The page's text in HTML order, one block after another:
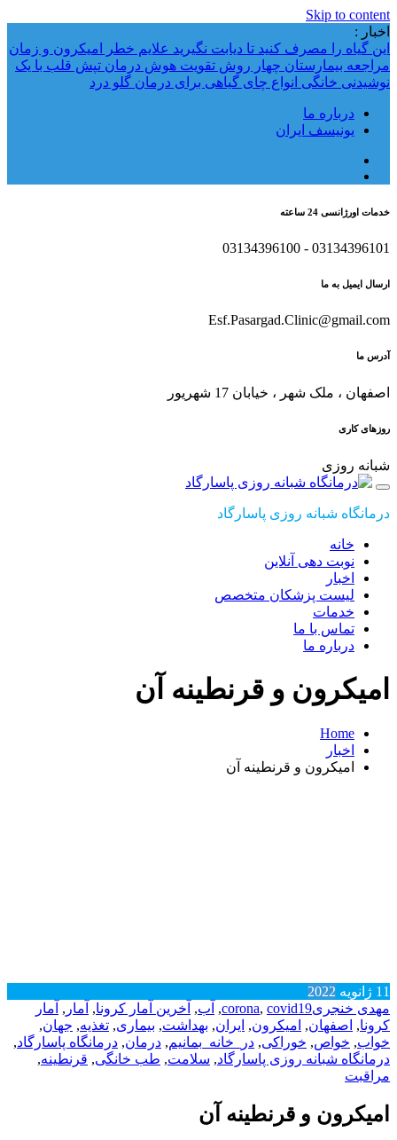
Skip to content
اخبار :
این گیاه را مصرف کنید تا دیابت نگیرید علایم خطر امیکرون و زمان
مراجعه بیمارستان چهار روش تقویت هوش درمان تپش قلب با یک
نوشیدنی خانگی انواع چای گیاهی برای درمان گلو درد
درباره ما
یونیسف ایران
خدمات اورژانسی 24 ساعته
03134396101 - 03134396100
ارسال ایمیل به ما
Esf.Pasargad.Clinic@gmail.com
آدرس ما
اصفهان ، ملک شهر ، خیابان 17 شهریور
روزهای کاری
شبانه روزی
درمانگاه شبانه روزی پاسارگاد
خانه
نوبت دهی آنلاین
اخبار
لیست پزشکان متخصص
خدمات
تماس با ما
درباره ما
امیکرون و قرنطینه آن
Home
اخبار
امیکرون و قرنطینه آن
11 ژانویه 2022
مهدی خنجری
corona, covid19
, آب, آخرین آمار کرونا, آمار , آمار
کرونا, اصفهان, امیکرون, ایران, بهداشت, بیماری, تغذیه, جهان,
خواب, خواص, خوراکی, در_خانه_بمانیم, درمان, درمانگاه پاسارگاد,
درمانگاه شبانه روزی پاسارگاد, سلامت, طب خانگی, قرنطینه,
مراقبت
امیکرون و قرنطینه آن